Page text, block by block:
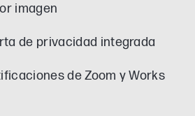
imagen
de privacidad integrada
de Zoom y Works